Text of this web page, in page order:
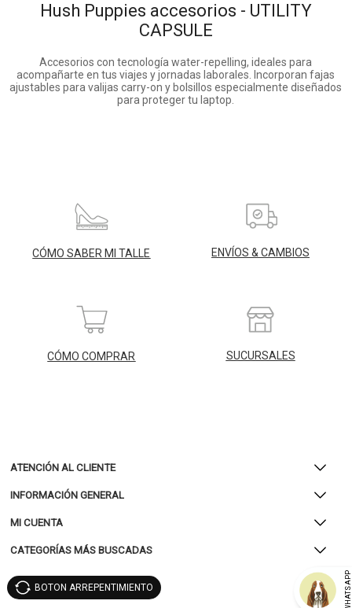
Hush Puppies accesorios - UTILITY
CAPSULE
Accesorios con tecnología water-repelling, ideales para
acompañarte en tus viajes y jornadas laborales. Incorporan fajas
ajustables para valijas carry-on y bolsillos especialmente diseñados
para proteger tu laptop.
CÓMO SABER MI TALLE ENVÍOS & CAMBIOS
CÓMO COMPRAR SUCURSALES
ATENCIÓN AL CLIENTE
INFORMACIÓN GENERAL
MI CUENTA
CATEGORÍAS MÁS BUSCADAS
WHATSAPP
BOTON ARREPENTIMIENTO